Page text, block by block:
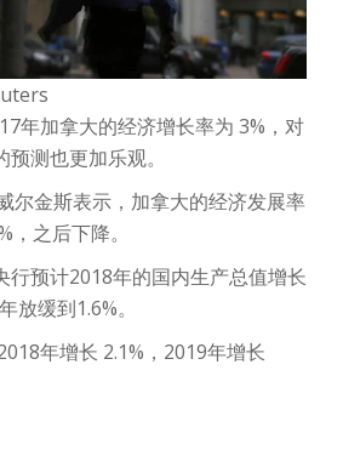
年加拿大的经济增长率为 3%，对
测也更加乐观。
尔金斯表示，加拿大的经济发展率
之后下降。
行预计2018年的国内生产总值增长
放缓到1.6%。
年增长 2.1%，2019年增长